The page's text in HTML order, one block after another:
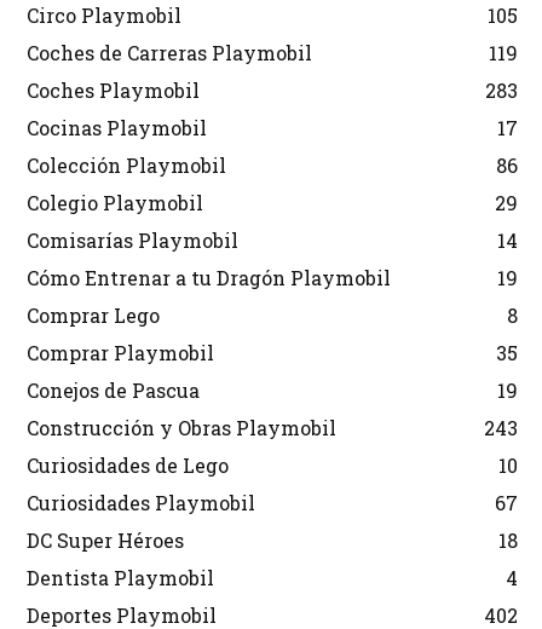
Circo Playmobil
105
Coches de Carreras Playmobil
119
Coches Playmobil
283
Cocinas Playmobil
17
Colección Playmobil
86
Colegio Playmobil
29
Comisarías Playmobil
14
Cómo Entrenar a tu Dragón Playmobil
19
Comprar Lego
8
Comprar Playmobil
35
Conejos de Pascua
19
Construcción y Obras Playmobil
243
Curiosidades de Lego
10
Curiosidades Playmobil
67
DC Super Héroes
18
Dentista Playmobil
4
Deportes Playmobil
402